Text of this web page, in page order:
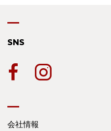
SNS
会社情報